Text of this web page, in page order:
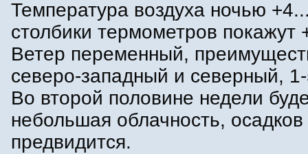
Температура воздуха ночью
столбики термометров покажут
Ветер переменный,
северо-западный и северный,
Во второй половине недели
небольшая облачность, осадков
предвидится.